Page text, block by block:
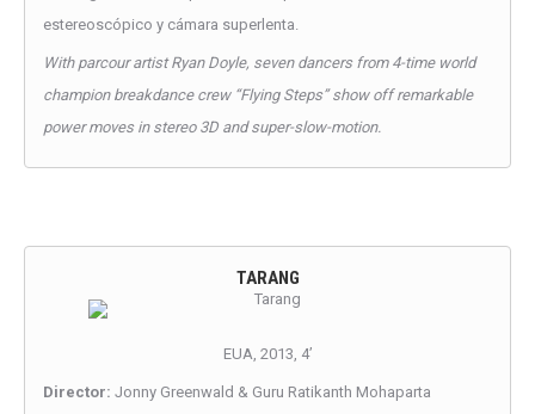
estereoscópico y cámara superlenta.
With parcour artist Ryan Doyle, seven dancers from 4-time world
champion breakdance crew “Flying Steps” show off remarkable
power moves in stereo 3D and super-slow-motion.
TARANG
EUA, 2013, 4’
Director: Jonny Greenwald & Guru Ratikanth Mohaparta